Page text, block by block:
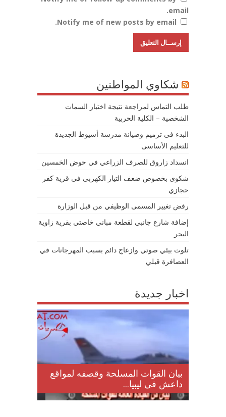
email.
Notify me of new posts by email.
شكاوي المواطنين
طلب التماس لمراجعة نتيجة اختبار السمات
الشخصية – الكلية الحربية
البدء فى ترميم وصيانة مدرسة أسيوط الجديدة
للتعليم الأساسى
انسداد زاروق للصرف الزراعي في حوض الخمسين
شكوى بخصوص ضعف التيار الكهربى في قرية كفر
حجازي
رفض تغيير المسمى الوظيفي من قبل الوزارة
إضافة شارع جانبي لقطعة مباني خاصتي بقرية زاوية
البحر
تلوث بيئي صوتي وازعاج دائم بسبب المهرجانات في
العصافرة قبلي
اخبار جديدة
بيان القوات المسلحة وقصفه لمواقع
داعش في ليبيا...